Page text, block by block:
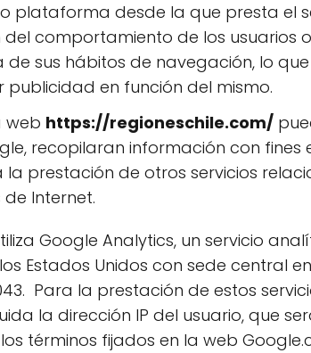
plataforma desde la que presta el
comportamiento de los usuarios
sus hábitos de navegación, lo
en función del mismo.
web https://regioneschile.com/
recopilaran información con fines
prestación de otros servicios
Internet.
Google Analytics, un servicio
Estados Unidos con sede central
Para la prestación de estos
la dirección IP del usuario, que
términos fijados en la web